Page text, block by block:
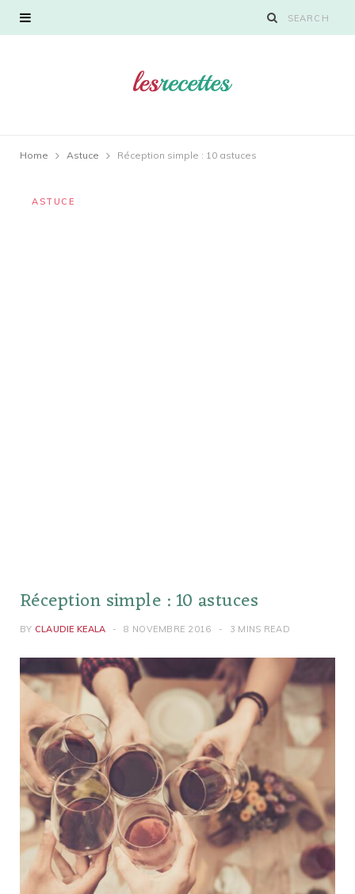
Home Astuce Réception simple : 10 astuces
ASTUCE
Réception simple : 10 astuces
BY CLAUDIE KEALA 8 NOVEMBRE 2016 3 MINS READ